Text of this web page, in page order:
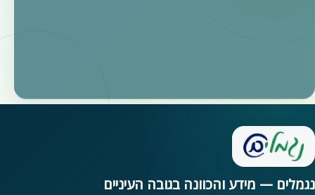
נגמלים — מידע והכוונה בגובה העיניים